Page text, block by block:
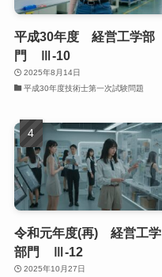
平成30年度 経営工学部
門 Ⅲ-10
2025年8月14日
平成30年度技術士第一次試験問題
令和元年度(再) 経営工学
部門 Ⅲ-12
2025年10月27日